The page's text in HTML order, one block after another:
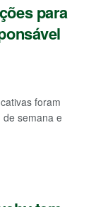
para
foram
de semana e